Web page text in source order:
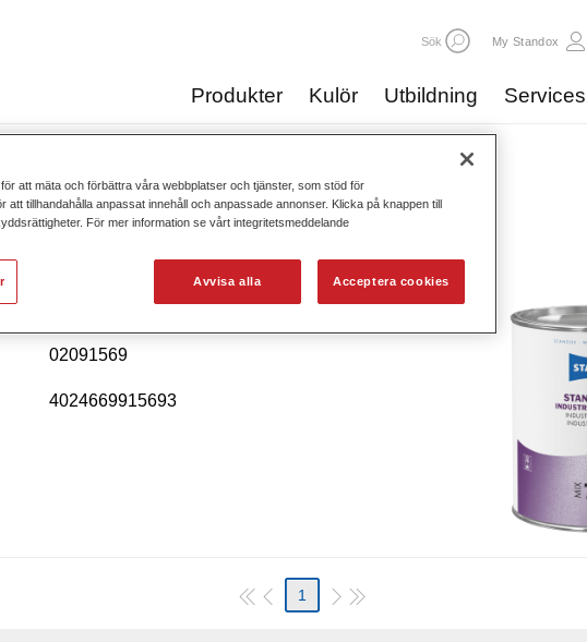
Sök My Standox
Produkter Kulör Utbildning Services
Produktkatalog
02091569
4024669915693
1
att mäta och förbättra våra webbplatser och tjänster, som stöd för
att tillhandahålla anpassat innehåll och anpassade annonser. Klicka på knappen till
För mer information se vårt integritetsmeddelande
Avvisa alla Acceptera cookies